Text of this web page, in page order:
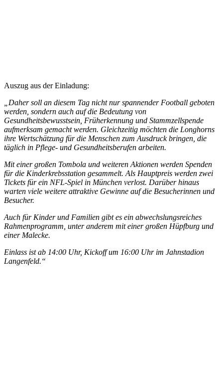
Auszug aus der Einladung:
„Daher soll an diesem Tag nicht nur spannender Football geboten
werden, sondern auch auf die Bedeutung von
Gesundheitsbewusstsein, Früherkennung und Stammzellspende
aufmerksam gemacht werden. Gleichzeitig möchten die Longhorns
ihre Wertschätzung für die Menschen zum Ausdruck bringen, die
täglich in Pflege- und Gesundheitsberufen arbeiten.
Mit einer großen Tombola und weiteren Aktionen werden Spenden
für die Kinderkrebsstation gesammelt. Als Hauptpreis werden zwei
Tickets für ein NFL-Spiel in München verlost. Darüber hinaus
warten viele weitere attraktive Gewinne auf die Besucherinnen und
Besucher.
Auch für Kinder und Familien gibt es ein abwechslungsreiches
Rahmenprogramm, unter anderem mit einer großen Hüpfburg und
einer Malecke.
Einlass ist ab 14:00 Uhr, Kickoff um 16:00 Uhr im Jahnstadion
Langenfeld.“